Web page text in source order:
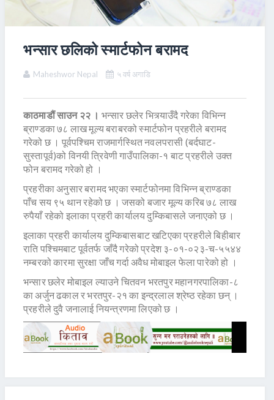
भन्सार छलिको स्मार्टफोन बरामद
Maheshwor Nepal ५ वर्ष अगाडि
काठमाडौं साउन २२ । भन्सार छलेर भित्र्याउँदै गरेका विभिन्न
ब्राण्डका ७८ लाख मूल्य बराबरको स्मार्टफोन प्रहरीले बरामद
गरेको छ । पूर्वपश्चिम राजमार्गस्थित नवलपरासी (बर्दघाट-
सुस्तापूर्व)को विनयी त्रिवेणी गाउँपालिका-१ बाट प्रहरीले उक्त
फोन बरामद गरेको हो ।
प्रहरीका अनुसार बरामद भएका स्मार्टफोनमा विभिन्न ब्राण्डका
पाँच सय ९५ थान रहेको छ । जसको बजार मूल्य करिब ७८ लाख
रुपैयाँ रहेको इलाका प्रहरी कार्यालय दुम्किबासले जनाएको छ ।
इलाका प्रहरी कार्यालय दुम्किबासबाट खटिएका प्रहरीले बिहीबार
राति पश्चिमबाट पूर्वतर्फ जाँदै गरेको प्रदेश ३-०१-०२३-च-५५४४
नम्बरको कारमा सुरक्षा जाँच गर्दा अवैध मोबाइल फेला पारेको हो ।
भन्सार छलेर मोबाइल ल्याउने चितवन भरतपुर महानगरपालिका-८
का अर्जुन ढकाल र भरतपुर-२१ का इन्द्रलाल श्रेष्ठ रहेका छन् ।
प्रहरीले दुवै जनालाई नियन्त्रणमा लिएको छ ।